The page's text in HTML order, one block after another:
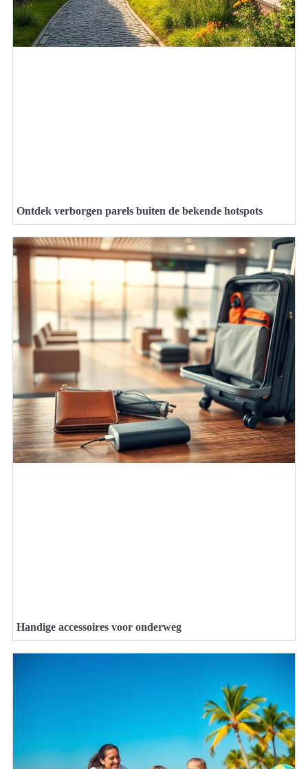
Ontdek verborgen parels buiten de bekende hotspots
Handige accessoires voor onderweg